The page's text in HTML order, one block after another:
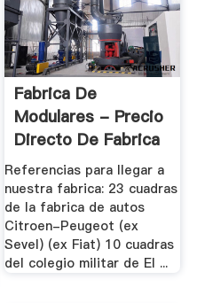
Fabrica De
Modulares - Precio
Directo De Fabrica
- .
Referencias para llegar a
nuestra fabrica: 23 cuadras
de la fabrica de autos
Citroen-Peugeot (ex
Sevel) (ex Fiat) 10 cuadras
del colegio militar de El ...